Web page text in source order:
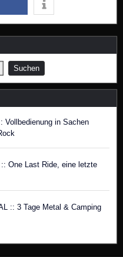
Vollbedienung in Sachen
One Last Ride, eine letzte
:: 3 Tage Metal & Camping